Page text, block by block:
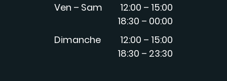
Ven – Sam
12:00 – 15:00
18:30 – 00:00
Dimanche
12:00 – 15:00
18:30 – 23:30